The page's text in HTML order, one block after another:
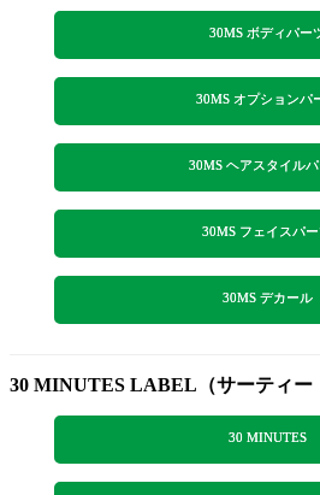
30MS ボディパー
30MS オプションパ
30MS ヘアスタイル
30MS フェイスパー
30MS デカール
30 MINUTES LABEL（サーティー
30 MINUTES